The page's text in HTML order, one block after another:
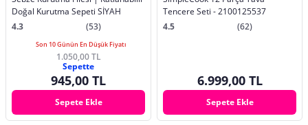
Doğal Kurutma Sepeti SİYAH
4.3
(53)
Son 10 Günün En Düşük Fiyatı
1.050,00 TL
Sepette
945,00 TL
Sepete Ekle
Tencere Seti - 2100125537
4.5
(62)
6.999,00 TL
Sepete Ekle